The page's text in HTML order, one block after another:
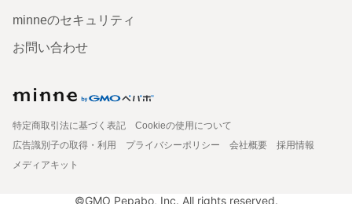
minneのセキュリティ
お問い合わせ
特定商取引法に基づく表記
Cookieの使用について
広告識別子の取得・利用
プライバシーポリシー 会社概要
採用情報
メディアキット
©GMO Pepabo, Inc. All rights reserved.